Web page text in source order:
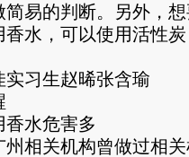
简易的判断。另外，
香水，可以使用活性
习生赵晞张含瑜
水危害多
关机构曾做过相关